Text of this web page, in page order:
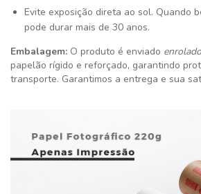
Evite exposição direta ao sol. Quando
pode durar mais de 30 anos.
Embalagem: O produto é enviado enrolado
papelão rígido e reforçado, garantindo
transporte. Garantimos a entrega e sua